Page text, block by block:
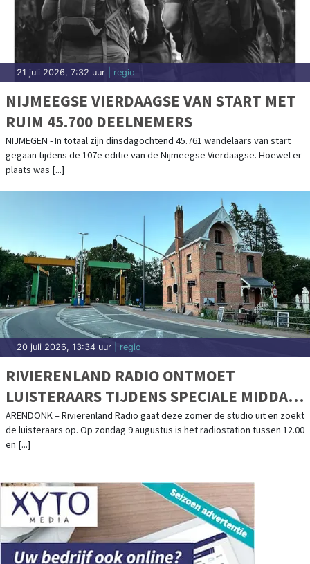
21 juli 2026, 7:32 uur | regio
NIJMEEGSE VIERDAAGSE VAN START MET
RUIM 45.700 DEELNEMERS
NIJMEGEN - In totaal zijn dinsdagochtend 45.761 wandelaars van start
gegaan tijdens de 107e editie van de Nijmeegse Vierdaagse. Hoewel er
plaats was [...]
20 juli 2026, 13:34 uur | regio
RIVIERENLAND RADIO ONTMOET
LUISTERAARS TIJDENS SPECIALE MIDDAG
IN ARENDONK
ARENDONK – Rivierenland Radio gaat deze zomer de studio uit en zoekt
de luisteraars op. Op zondag 9 augustus is het radiostation tussen 12.00
en [...]